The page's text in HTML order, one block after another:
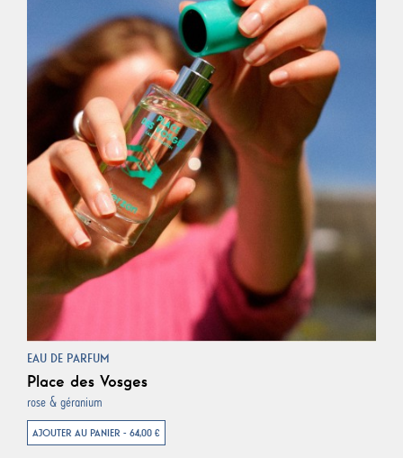
EAU DE PARFUM
Place des Vosges
rose & géranium
AJOUTER AU PANIER - 64,00 €